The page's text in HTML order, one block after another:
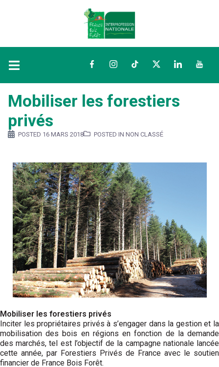
FacebookInstagramTikTokTwitterLinkedIn
Mobiliser les forestiers
privés
POSTED 16 MARS 2018 POSTED IN NON CLASSÉ
Mobiliser les forestiers privés
Inciter les propriétaires privés à s’engager dans la gestion et la
mobilisation des bois en régions en fonction de la demande
des marchés, tel est l’objectif de la campagne nationale lancée
cette année, par Forestiers Privés de France avec le soutien
financier de France Bois Forêt.